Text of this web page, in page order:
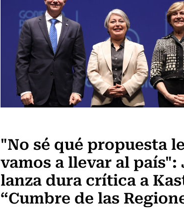
"No sé qué propuesta le
vamos a llevar al país":
lanza dura crítica a
“Cumbre de las